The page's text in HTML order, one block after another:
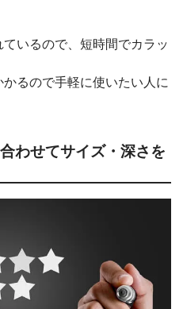
いるので、短時間でカラッ
るので手軽に使いたい人に
わせてサイズ・深さを